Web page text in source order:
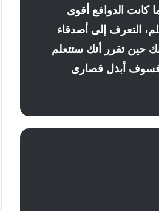
كانت الدوافع أقوى
التعرف إلى أصدقاء
حين تقرر أنك ستتعلم
فسوف أبذل قصارى